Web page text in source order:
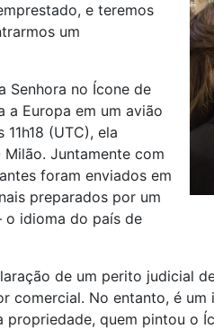
e teremos
um
Senhora no Ícone de
a Europa em um avião
(UTC), ela
Juntamente com
foram enviados em
preparados por um
o idioma do país de
de um perito judicial
comercial. No entanto, é
quem pintou o